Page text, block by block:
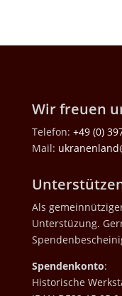
Wir freuen
Telefon: +49 (0)
Mail:
Als
Unterstüzung.
Spendenkonto:
Historische